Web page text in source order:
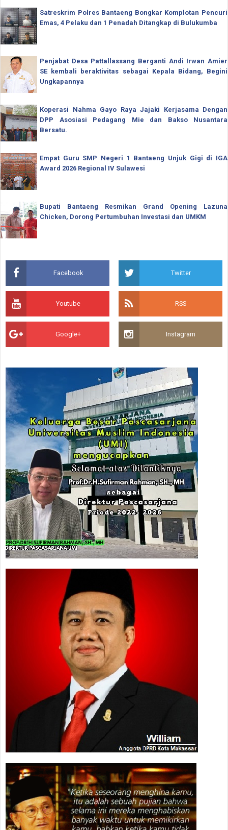
Satreskrim Polres Bantaeng Bongkar Komplotan Pencuri
Emas, 4 Pelaku dan 1 Penadah Ditangkap di Bulukumba
Penjabat Desa Pattallassang Berganti Andi Irwan Amier
SE kembali beraktivitas sebagai Kepala Bidang, Begini
Ungkapannya
Koperasi Nahma Gayo Raya Jajaki Kerjasama Dengan
DPP Asosiasi Pedagang Mie dan Bakso Nusantara
Bersatu.
Empat Guru SMP Negeri 1 Bantaeng Unjuk Gigi di IGA
Award 2026 Regional IV Sulawesi
Bupati Bantaeng Resmikan Grand Opening Lazuna
Chicken, Dorong Pertumbuhan Investasi dan UMKM
Facebook Twitter
Youtube RSS
Google+ Instagram